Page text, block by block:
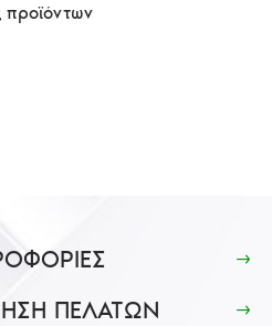
προϊόντων
ΠΕΛΑΤΩΝ